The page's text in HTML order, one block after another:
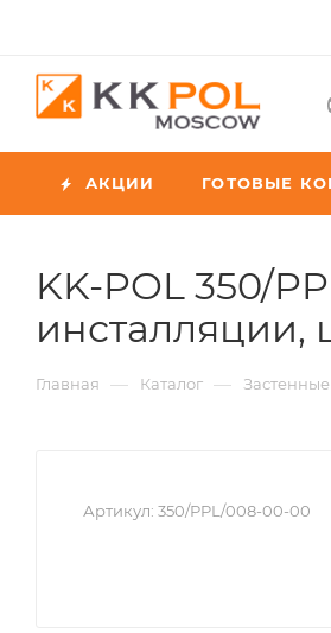
АКЦИИ ГОТОВЫЕ
KK-POL 350/
инсталляции,
Главная — Каталог —
Артикул: 350/PPL/008-00-00